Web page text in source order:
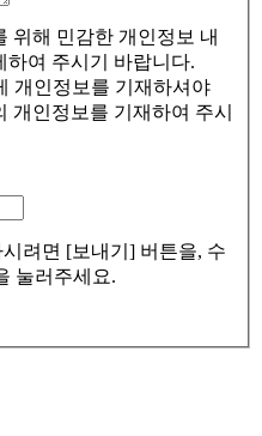
위해 민감한 개인정보 내
하여 주시기 바랍니다.
개인정보를 기재하셔야
개인정보를 기재하여 주시
려면 [보내기] 버튼을, 수
눌러주세요.